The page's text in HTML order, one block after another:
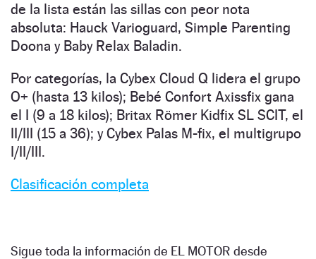
de la lista están las sillas con peor nota
absoluta: Hauck Varioguard, Simple Parenting
Doona y Baby Relax Baladin.
Por categorías, la Cybex Cloud Q lidera el grupo
O+ (hasta 13 kilos); Bebé Confort Axissfix gana
el I (9 a 18 kilos); Britax Römer Kidfix SL SCIT, el
II/III (15 a 36); y Cybex Palas M-fix, el multigrupo
I/II/III.
Clasificación completa
Sigue toda la información de EL MOTOR desde